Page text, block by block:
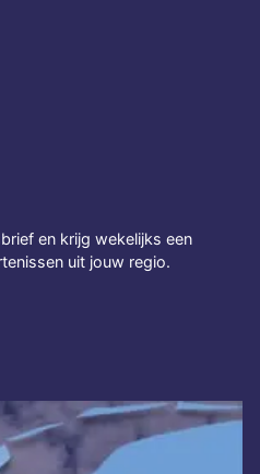
en krijg wekelijks een
uit jouw regio.